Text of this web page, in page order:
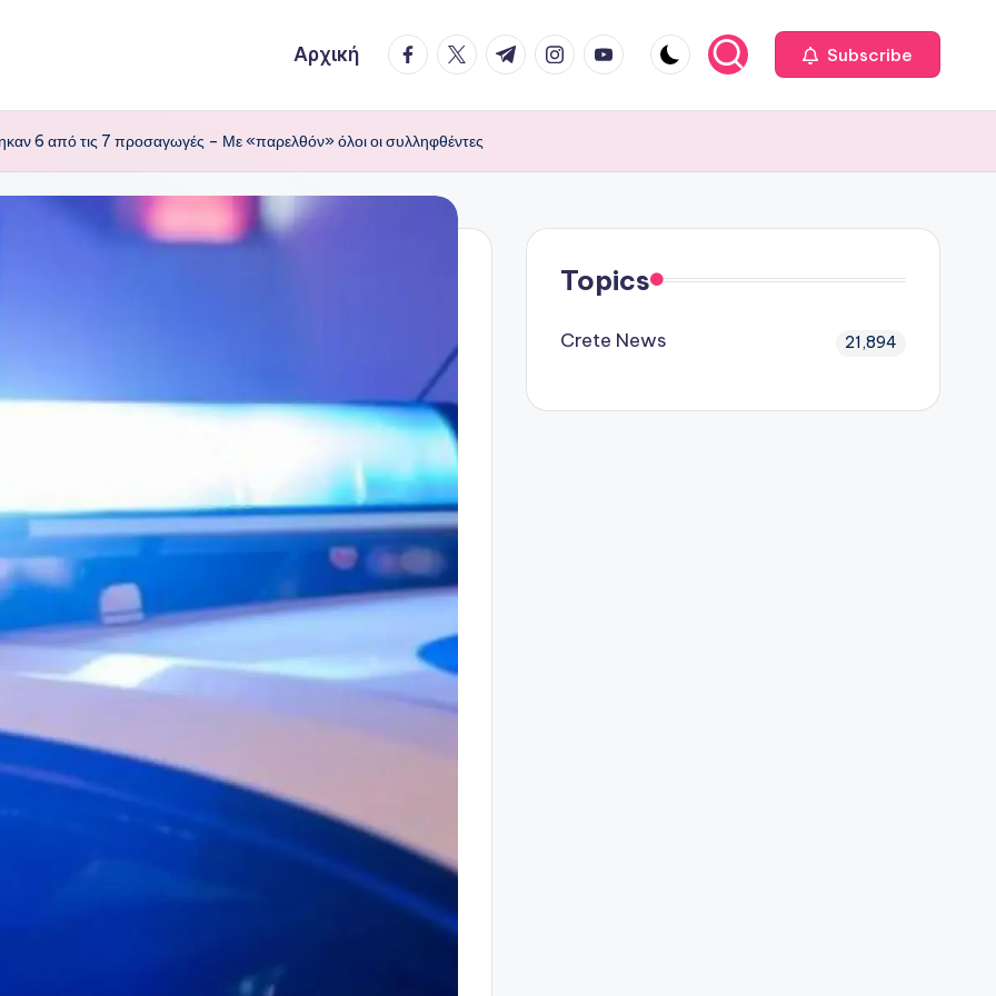
Αρχική facebook.com
twitter.com
t.me instagram.com
youtube.com Subscribe
6 από τις 7 προσαγωγές – Με «παρελθόν» όλοι οι συλληφθέντες
Topics
Crete News 21,894